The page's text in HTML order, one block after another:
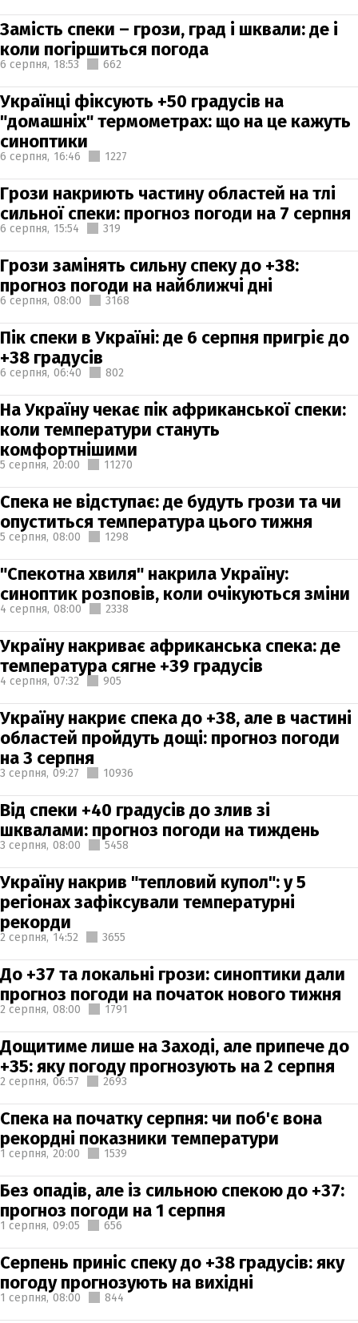
Замість спеки – грози, град і шквали: де і
коли погіршиться погода
6 серпня, 18:53 662
Українці фіксують +50 градусів на
"домашніх" термометрах: що на це кажуть
синоптики
6 серпня, 16:46 1227
Грози накриють частину областей на тлі
сильної спеки: прогноз погоди на 7 серпня
6 серпня, 15:54 319
Грози замінять сильну спеку до +38:
прогноз погоди на найближчі дні
6 серпня, 08:00 3168
Пік спеки в Україні: де 6 серпня пригріє до
+38 градусів
6 серпня, 06:40 802
На Україну чекає пік африканської спеки:
коли температури стануть
комфортнішими
5 серпня, 20:00 11270
Спека не відступає: де будуть грози та чи
опуститься температура цього тижня
5 серпня, 08:00 1298
"Спекотна хвиля" накрила Україну:
синоптик розповів, коли очікуються зміни
4 серпня, 08:00 2338
Україну накриває африканська спека: де
температура сягне +39 градусів
4 серпня, 07:32 905
Україну накриє спека до +38, але в частині
областей пройдуть дощі: прогноз погоди
на 3 серпня
3 серпня, 09:27 10936
Від спеки +40 градусів до злив зі
шквалами: прогноз погоди на тиждень
3 серпня, 08:00 5458
Україну накрив "тепловий купол": у 5
регіонах зафіксували температурні
рекорди
2 серпня, 14:52 3655
До +37 та локальні грози: синоптики дали
прогноз погоди на початок нового тижня
2 серпня, 08:00 1791
Дощитиме лише на Заході, але припече до
+35: яку погоду прогнозують на 2 серпня
2 серпня, 06:57 2693
Спека на початку серпня: чи поб'є вона
рекордні показники температури
1 серпня, 20:00 1539
Без опадів, але із сильною спекою до +37:
прогноз погоди на 1 серпня
1 серпня, 09:05 656
Серпень приніс спеку до +38 градусів: яку
погоду прогнозують на вихідні
1 серпня, 08:00 844